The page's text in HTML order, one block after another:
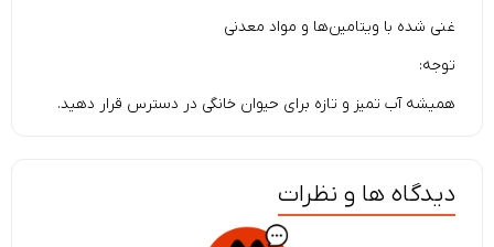
غنی شده با ویتامین‌ها و مواد معدنی
توجه:
همیشه آب تمیز و تازه برای حیوان خانگی در دسترس قرار دهید.
دیدگاه ها و نظرات